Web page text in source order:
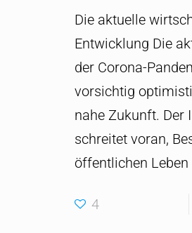
Die aktuelle
Entwicklung Die
der Corona-
vorsichtig
nahe Zukunft.
schreitet voran,
öffentlichen Leben
4